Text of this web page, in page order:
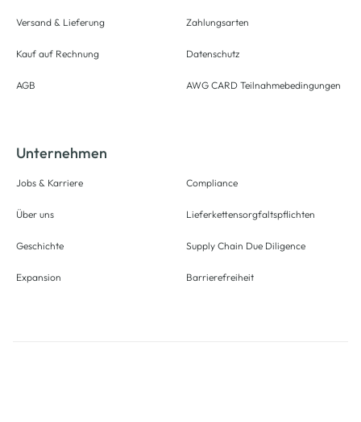
Versand & Lieferung
Kauf auf Rechnung
AGB
Zahlungsarten
Datenschutz
AWG CARD Teilnahmebedingungen
Unternehmen
Jobs & Karriere
Über uns
Geschichte
Expansion
Compliance
Lieferkettensorgfaltspflichten
Supply Chain Due Diligence
Barrierefreiheit